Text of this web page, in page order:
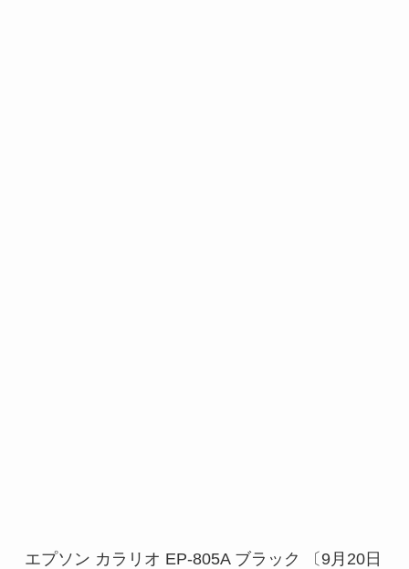
エプソン カラリオ EP-805A ブラック 〔9月20日